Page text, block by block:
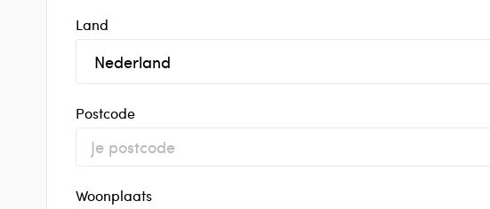
Land
Postcode
Woonplaats